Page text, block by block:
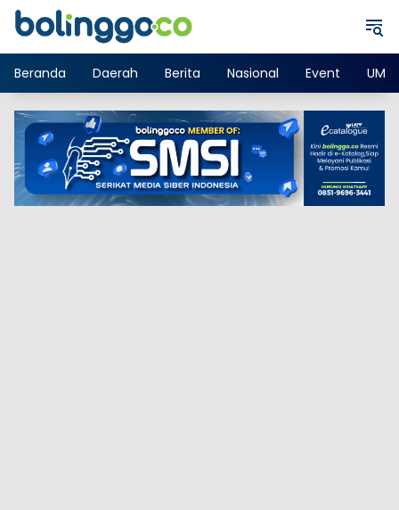
Langsung
Beranda
Daerah Berita Nasional Event